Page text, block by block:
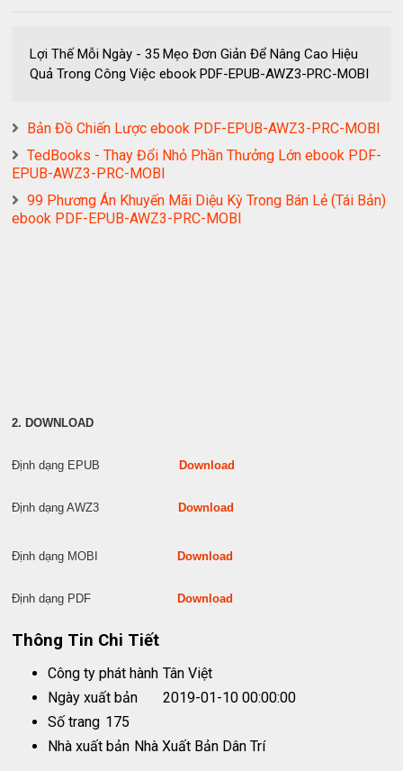
Lợi Thế Mỗi Ngày - 35 Mẹo Đơn Giản Để Nâng Cao Hiệu
Quả Trong Công Việc ebook PDF-EPUB-AWZ3-PRC-MOBI
Bản Đồ Chiến Lược ebook PDF-EPUB-AWZ3-PRC-MOBI
TedBooks - Thay Đổi Nhỏ Phần Thưởng Lớn ebook PDF-
EPUB-AWZ3-PRC-MOBI
99 Phương Án Khuyến Mãi Diệu Kỳ Trong Bán Lẻ (Tái Bản)
ebook PDF-EPUB-AWZ3-PRC-MOBI
2. DOWNLOAD
Định dạng EPUB Download
Định dạng AWZ3 Download
Định dạng MOBI Download
Định dạng PDF Download
Thông Tin Chi Tiết
Công ty phát hành Tân Việt
Ngày xuất bản
2019-01-10 00:00:00
Số trang 175
Nhà xuất bản Nhà Xuất Bản Dân Trí